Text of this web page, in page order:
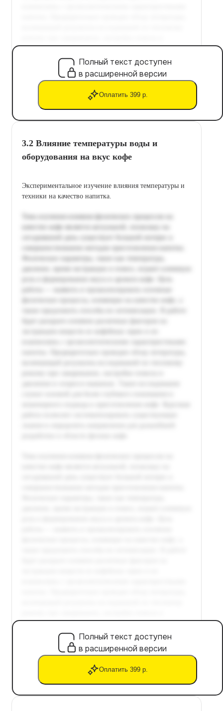
Полный текст доступен
в расширенной версии
Оплатить 399 р.
3.2 Влияние температуры воды и
оборудования на вкус кофе
Экспериментальное изучение влияния температуры и
техники на качество напитка.
Полный текст доступен
в расширенной версии
Оплатить 399 р.